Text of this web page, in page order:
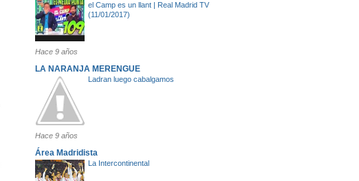
el Camp es un llant | Real Madrid TV
(11/01/2017)
Hace 9 años
LA NARANJA MERENGUE
Ladran luego cabalgamos
Hace 9 años
Área Madridista
La Intercontinental